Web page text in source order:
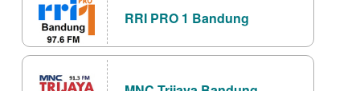
RRI PRO 1 Bandung